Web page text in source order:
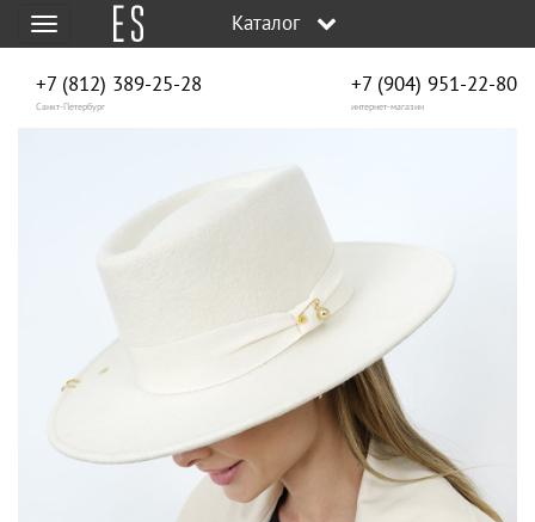
Меню Каталог
+7 (812) 389-25-28
Санкт-Петербург
+7 (904) 951‑22‑80
интернет-магазин